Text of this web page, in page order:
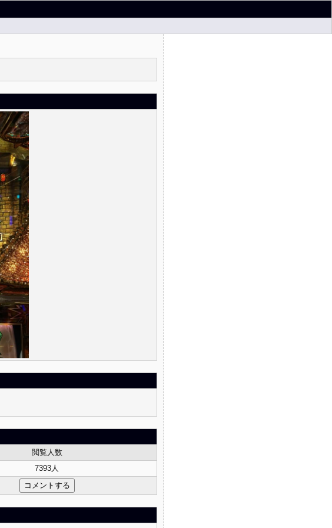
閲覧人数
7393人